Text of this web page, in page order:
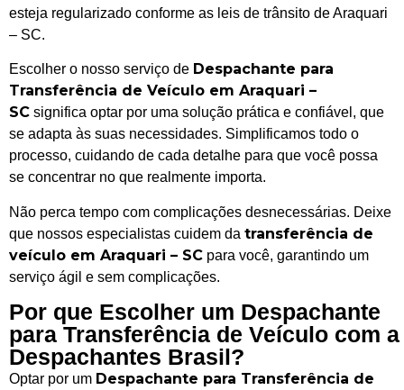
esteja regularizado conforme as leis de trânsito de Araquari
– SC.
Escolher o nosso serviço de Despachante para
Transferência de Veículo em Araquari –
SC significa optar por uma solução prática e confiável, que
se adapta às suas necessidades. Simplificamos todo o
processo, cuidando de cada detalhe para que você possa
se concentrar no que realmente importa.
Não perca tempo com complicações desnecessárias. Deixe
que nossos especialistas cuidem da transferência de
veículo em Araquari – SC para você, garantindo um
serviço ágil e sem complicações.
Por que Escolher um Despachante
para Transferência de Veículo com a
Despachantes Brasil?
Optar por um Despachante para Transferência de